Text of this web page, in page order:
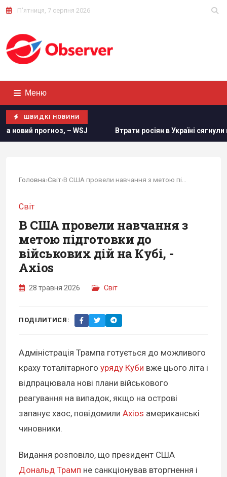
П'ятниця, 7 серпня 2026
Меню
ШВИДКІ НОВИНИ
Втрати росіян в Україні сягнули нової психологічної позначки
Головна›Світ›
Світ
В США провели навчання з
метою підготовки до
військових дій на Кубі, -
Axios
28 травня 2026 Світ
ПОДІЛИТИСЯ:
Адміністрація Трампа готується до можливого
краху тоталітарного уряду Куби вже цього літа і
відпрацювала нові плани військового
реагування на випадок, якщо на острові
запанує хаос, повідомили Axios американські
чиновники.
Видання розповіло, що президент США
Дональд Трамп не санкціонував вторгнення і